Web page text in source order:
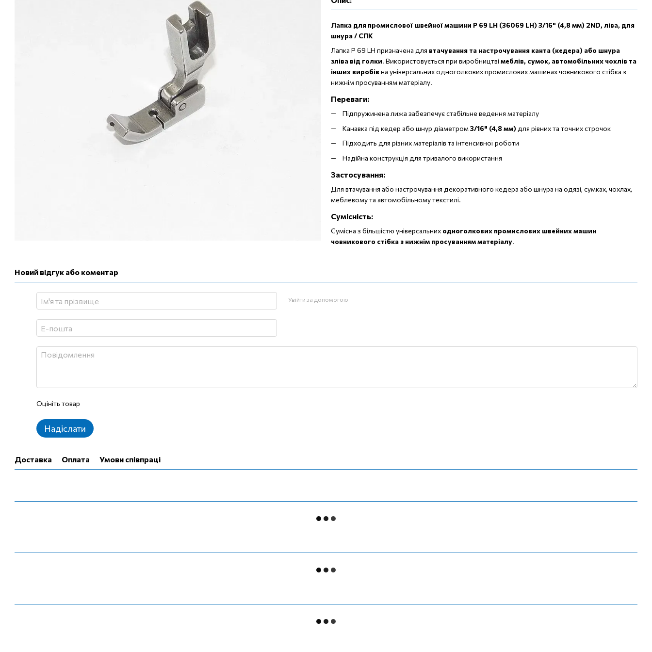
Лапка для промислової швейної машини P 69 LH (36069 LH) 3/16" (4,8 мм) 2ND, ліва, для
шнура / СПК
Лапка P 69 LH призначена для втачування та настрочування канта (кедера) або шнура
зліва від голки. Використовується при виробництві меблів, сумок, автомобільних чохлів та
інших виробів на універсальних одноголкових промислових машинах човникового стібка з
нижнім просуванням матеріалу.
Переваги:
Підпружинена лижа забезпечує стабільне ведення матеріалу
Канавка під кедер або шнур діаметром3/16" (4,8 мм) для рівних та точних строчок
Підходить для різних матеріалів та інтенсивної роботи
Надійна конструкція для тривалого використання
Застосування:
Для втачування або настрочування декоративного кедера або шнура на одязі, сумках, чохлах,
меблевому та автомобільному текстилі.
Сумісність:
Сумісна з більшістю універсальних одноголкових промислових швейних машин
човникового стібка з нижнім просуванням матеріалу.
Новий відгук або коментар
Увійти за допомогою
Оцініть товар
Надіслати
Доставка Оплата Умови співпраці